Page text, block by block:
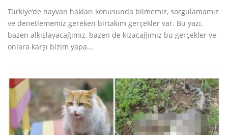
Türkiye’de hayvan hakları konusunda bilmemiz, sorgulamamız
ve denetlememiz gereken birtakım gerçekler var. Bu yazı,
bazen alkışlayacağımız, bazen de kızacağımız bu gerçekler ve
onlara karşı bizim yapa...